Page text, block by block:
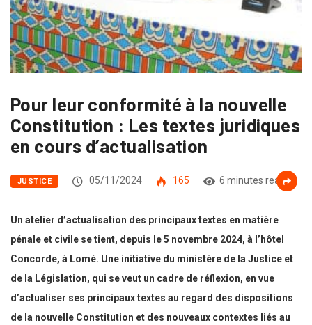
Pour leur conformité à la nouvelle
Constitution : Les textes juridiques
en cours d’actualisation
JUSTICE 05/11/2024 165 6 minutes read
Un atelier d’actualisation des principaux textes en matière
pénale et civile se tient, depuis le 5 novembre 2024, à l’hôtel
Concorde, à Lomé. Une initiative du ministère de la Justice et
de la Législation, qui se veut un cadre de réflexion, en vue
d’actualiser ses principaux textes au regard des dispositions
de la nouvelle Constitution et des nouveaux contextes liés au